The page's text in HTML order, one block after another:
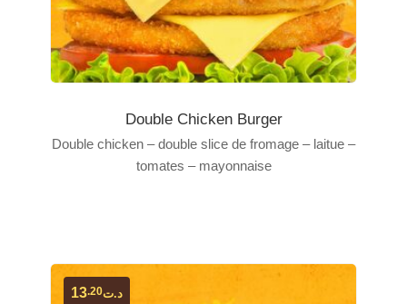
Double Chicken Burger
Double chicken – double slice de fromage – laitue –
tomates – mayonnaise
د.ت 13.20